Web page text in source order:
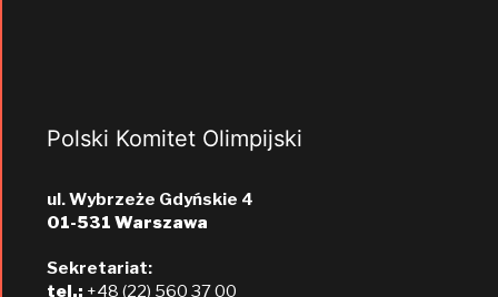
Polski Komitet Olimpijski
ul. Wybrzeże Gdyńskie 4
01-531 Warszawa
Sekretariat:
tel.: +48 (22) 560 37 00